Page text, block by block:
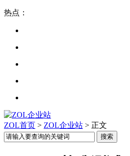
热点：
ZOL首页 > ZOL企业站 > 正文